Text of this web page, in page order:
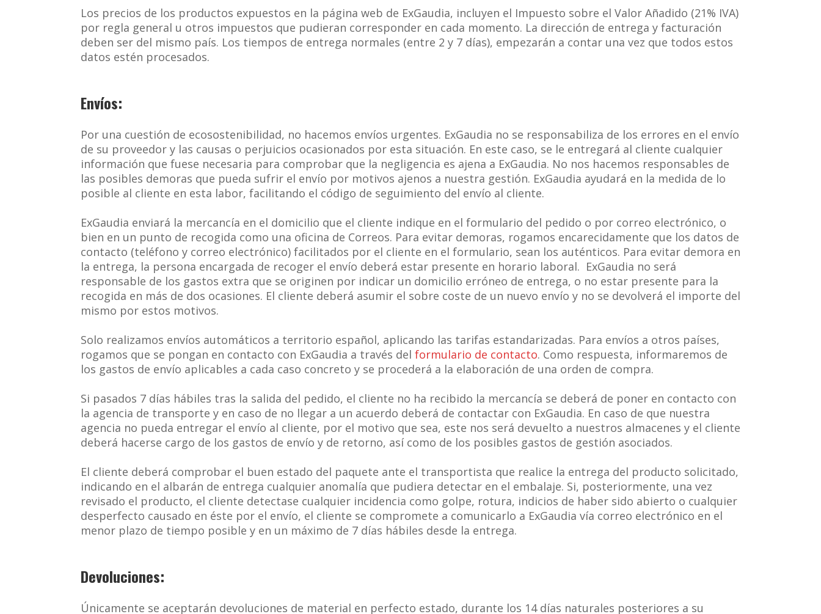
Los precios de los productos expuestos en la página web de ExGaudia, incluyen el Impuesto sobre el Valor Añadido (21% IVA)
por regla general u otros impuestos que pudieran corresponder en cada momento. La dirección de entrega y facturación
deben ser del mismo país. Los tiempos de entrega normales (entre 2 y 7 días), empezarán a contar una vez que todos estos
datos estén procesados.
Envíos:
Por una cuestión de ecosostenibilidad, no hacemos envíos urgentes. ExGaudia no se responsabiliza de los errores en el envío
de su proveedor y las causas o perjuicios ocasionados por esta situación. En este caso, se le entregará al cliente cualquier
información que fuese necesaria para comprobar que la negligencia es ajena a ExGaudia. No nos hacemos responsables de
las posibles demoras que pueda sufrir el envío por motivos ajenos a nuestra gestión. ExGaudia ayudará en la medida de lo
posible al cliente en esta labor, facilitando el código de seguimiento del envío al cliente.
ExGaudia enviará la mercancía en el domicilio que el cliente indique en el formulario del pedido o por correo electrónico, o
bien en un punto de recogida como una oficina de Correos. Para evitar demoras, rogamos encarecidamente que los datos de
contacto (teléfono y correo electrónico) facilitados por el cliente en el formulario, sean los auténticos. Para evitar demora en
la entrega, la persona encargada de recoger el envío deberá estar presente en horario laboral. ExGaudia no será
responsable de los gastos extra que se originen por indicar un domicilio erróneo de entrega, o no estar presente para la
recogida en más de dos ocasiones. El cliente deberá asumir el sobre coste de un nuevo envío y no se devolverá el importe del
mismo por estos motivos.
Solo realizamos envíos automáticos a territorio español, aplicando las tarifas estandarizadas. Para envíos a otros países,
rogamos que se pongan en contacto con ExGaudia a través del formulario de contacto. Como respuesta, informaremos de
los gastos de envío aplicables a cada caso concreto y se procederá a la elaboración de una orden de compra.
Si pasados 7 días hábiles tras la salida del pedido, el cliente no ha recibido la mercancía se deberá de poner en contacto con
la agencia de transporte y en caso de no llegar a un acuerdo deberá de contactar con ExGaudia. En caso de que nuestra
agencia no pueda entregar el envío al cliente, por el motivo que sea, este nos será devuelto a nuestros almacenes y el cliente
deberá hacerse cargo de los gastos de envío y de retorno, así como de los posibles gastos de gestión asociados.
El cliente deberá comprobar el buen estado del paquete ante el transportista que realice la entrega del producto solicitado,
indicando en el albarán de entrega cualquier anomalía que pudiera detectar en el embalaje. Si, posteriormente, una vez
revisado el producto, el cliente detectase cualquier incidencia como golpe, rotura, indicios de haber sido abierto o cualquier
desperfecto causado en éste por el envío, el cliente se compromete a comunicarlo a ExGaudia vía correo electrónico en el
menor plazo de tiempo posible y en un máximo de 7 días hábiles desde la entrega.
Devoluciones:
Únicamente se aceptarán devoluciones de material en perfecto estado, durante los 14 días naturales posteriores a su